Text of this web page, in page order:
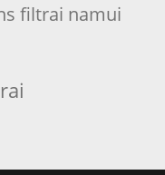
filtrai namui